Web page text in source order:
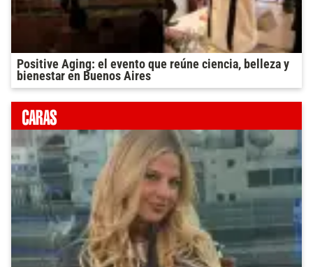
Positive Aging: el evento que reúne ciencia, belleza y
bienestar en Buenos Aires